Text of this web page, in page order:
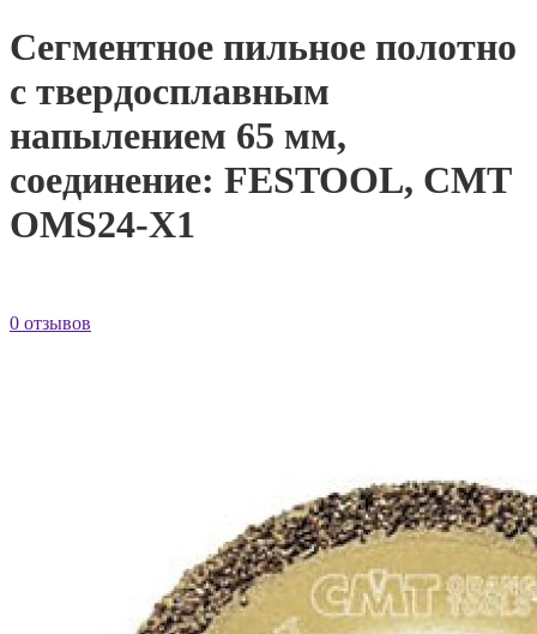
Сегментное пильное полотно
с твердосплавным
напылением 65 мм,
соединение: FESTOOL, CMT
OMS24-X1
0 отзывов